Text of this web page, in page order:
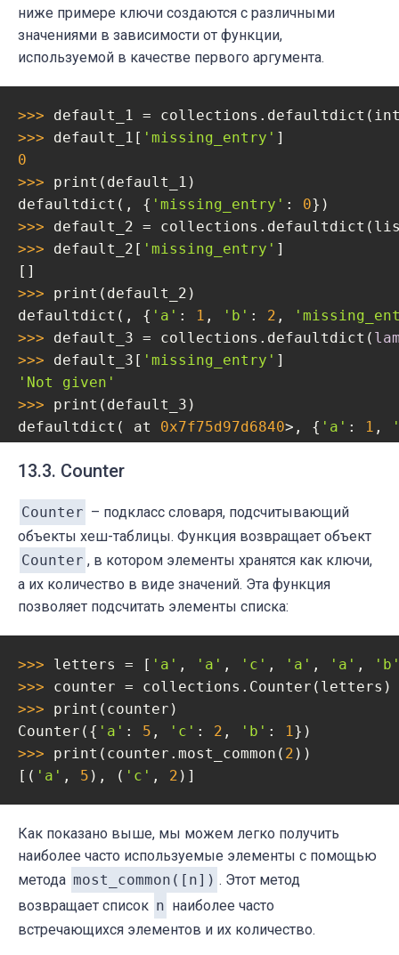
ниже примере ключи создаются с различными
значениями в зависимости от функции,
используемой в качестве первого аргумента.
>>>
>>> default_1[ 'missing_entry'
0
>>> print(default_1)
defaultdict(, { 'missing_entry' : 0
>>> default_2 =
>>> default_2[ 'missing_entry' ]
>>> print(default_2)
defaultdict(, { 'a' : 1 , 'b' : 2 ,
>>> default_3 = collections.defaultdict(
>>> default_3[ 'missing_entry'
'Not given'
>>> print(default_3)
defaultdict( at 0x7f75d97d6840>, { 'a' : 1 ,
>>> default_4 = collections.defaultdict(
array = ([0., 0.
>>> print(default_4)
defaultdict( at 0x7f75bf7198c8>, {
13.3. Counter
Counter – подкласс словаря, подсчитывающий
объекты хеш-таблицы. Функция возвращает объект
Counter , в котором элементы хранятся как ключи,
а их количество в виде значений. Эта функция
позволяет подсчитать элементы списка:
>>> letters = [ 'a' , 'a' , 'c' , 'a' , 'a' ,
>>>
>>> print(counter)
Counter({ 'a' : 5 , 'c' : 2 , 'b' : 1
>>> print(counter.most_common( 2 ))
[( 'a' , 5 ), ( 'c' , 2 )]
Как показано выше, мы можем легко получить
наиболее часто используемые элементы с помощью
метода most_common([n]) . Этот метод
возвращает список n наиболее часто
встречающихся элементов и их количество.